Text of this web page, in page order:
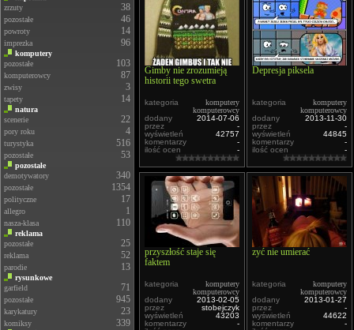
zrzuty
38
pozostałe 46
powroty 14
imprezka 96
komputery
pozostałe
103
komputerowcy 87
zwisy 3
tapety 14
natura
scenerie
22
pory roku 4
turystyka 516
pozostałe 53
pozostałe
demotywatory
340
pozostałe 1354
polityczne 17
allegro 1
nasza-klasa 110
reklama
pozostałe
25
reklama 52
parodie 13
rysunkowe
garfield
71
pozostałe 945
karykatury 23
komiksy 339
Gimby nie zrozumieją
historii tego swetra
kategoria
komputery
komputerowcy
dodany
2014-07-06
przez
-
wyświetleń
42757
komentarzy
-
ilość ocen
-
Depresja piksela
kategoria
komputery
komputerowcy
dodany
2013-11-30
przez
-
wyświetleń
44845
komentarzy
-
ilość ocen
-
przyszłość staje się
faktem
kategoria
komputery
komputerowcy
dodany
2013-02-05
przez
stobejczyk
wyświetleń
43203
komentarzy
-
zyć nie umierać
kategoria
komputery
komputerowcy
dodany
2013-01-27
przez
-
wyświetleń
44622
komentarzy
-